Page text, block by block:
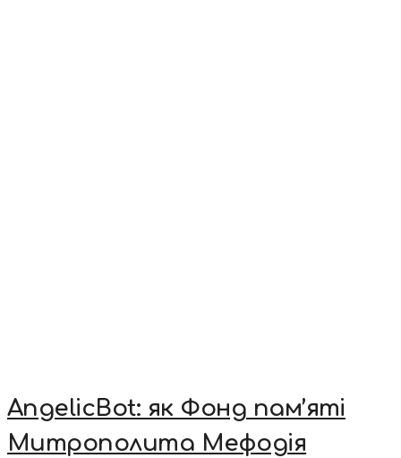
AngelicBot: як Фонд пам’яті
Митрополита Мефодія